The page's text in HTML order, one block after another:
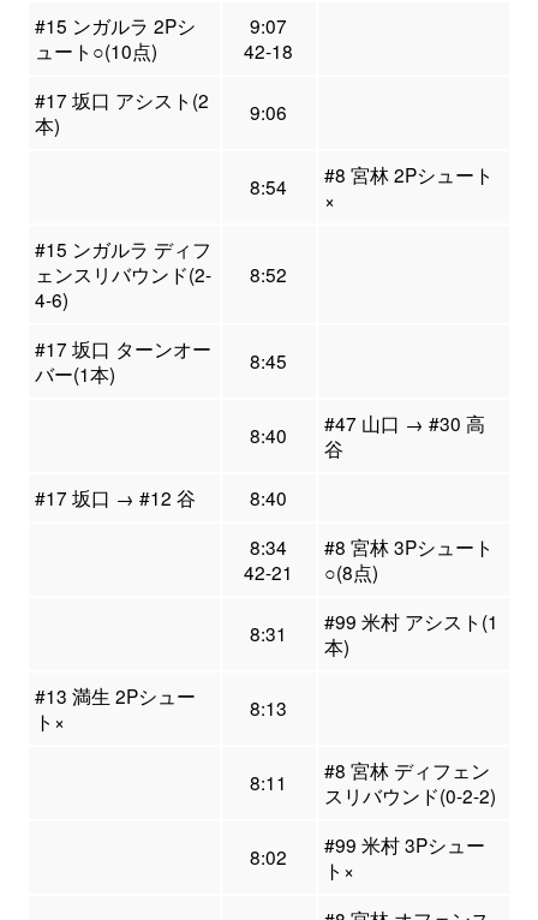
#15 ンガルラ 2Pシ
ュート○(10点)
9:07
42-18
#17 坂口 アシスト(2
本)
9:06
8:54
#8 宮林 2Pシュート
×
#15 ンガルラ ディフ
ェンスリバウンド(2-
4-6)
8:52
#17 坂口 ターンオー
バー(1本)
8:45
8:40
#47 山口 → #30 高
谷
#17 坂口 → #12 谷
8:40
8:34
42-21
#8 宮林 3Pシュート
○(8点)
8:31
#99 米村 アシスト(1
本)
#13 満生 2Pシュー
ト×
8:13
8:11
#8 宮林 ディフェン
スリバウンド(0-2-2)
8:02
#99 米村 3Pシュー
ト×